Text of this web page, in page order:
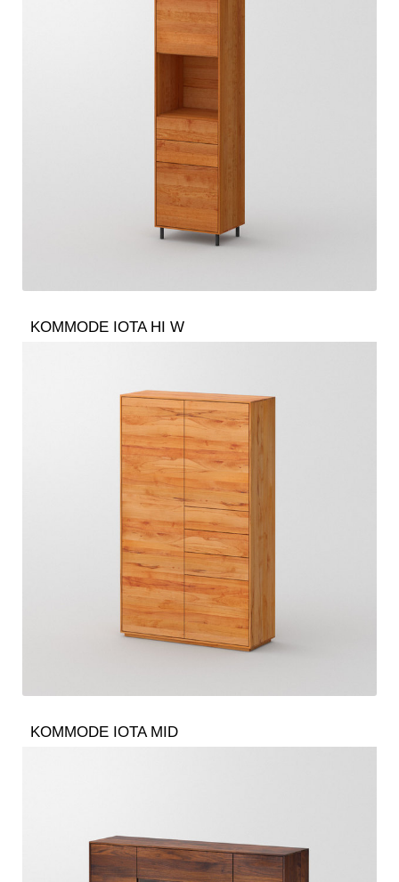
KOMMODE IOTA HI W
KOMMODE IOTA MID